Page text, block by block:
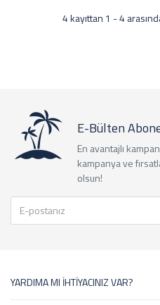
4 kayıttan 1 - 4
E-Bülten
En avantajlı
kampanya ve
olsun!
YARDIMA MI İHTİYACINIZ VAR?